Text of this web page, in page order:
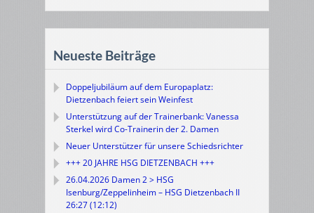
Neueste Beiträge
Doppeljubiläum auf dem Europaplatz:
Dietzenbach feiert sein Weinfest
Unterstützung auf der Trainerbank: Vanessa
Sterkel wird Co-Trainerin der 2. Damen
Neuer Unterstützer für unsere Schiedsrichter
+++ 20 JAHRE HSG DIETZENBACH +++
26.04.2026 Damen 2 > HSG
Isenburg/Zeppelinheim – HSG Dietzenbach II
26:27 (12:12)